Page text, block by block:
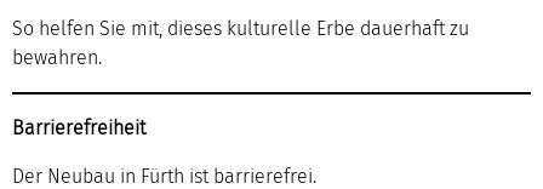
So helfen Sie mit, dieses kulturelle Erbe dauerhaft zu
bewahren.
Barrierefreiheit
Der Neubau in Fürth ist barrierefrei.